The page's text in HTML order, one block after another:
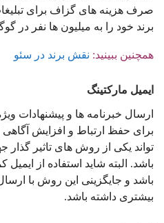
صرف هزینه های گزاف برای
برند خود را به میلیون ها نفر در
همچنین ببینید: نقش برند در سئو
ایمیل مارکتینگ
ارسال خبرنامه ها و پیشنهادات
برای حفظ ارتباط و افزایش
تواند یکی از روش های تاثیر گذار
باشد. البته شاید استفاده از
باشد و جایگزینی این روش با
بیشتری داشته باشد.